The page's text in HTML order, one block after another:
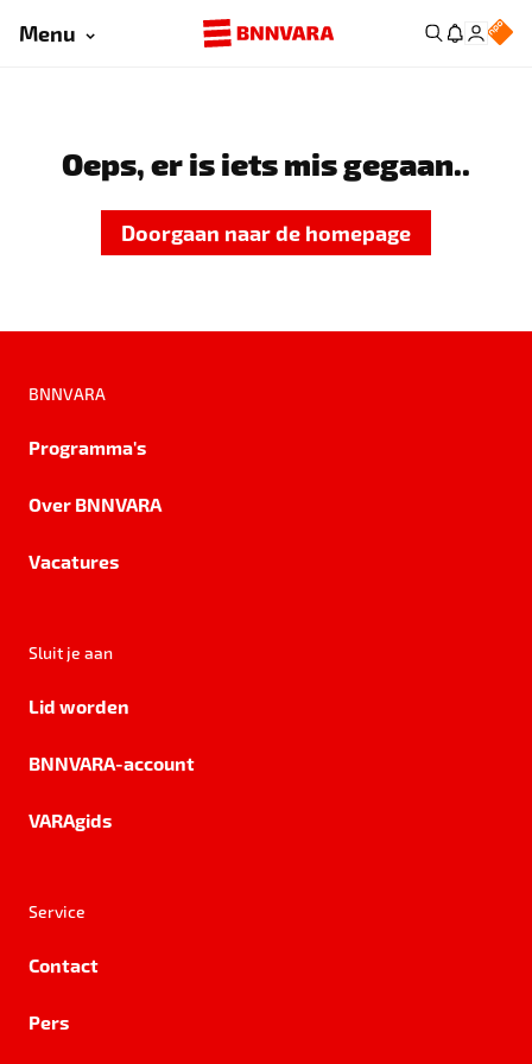
Menu
Oeps, er is iets mis gegaan..
Doorgaan naar de homepage
BNNVARA
Programma's
Over BNNVARA
Vacatures
Sluit je aan
Lid worden
BNNVARA-account
VARAgids
Service
Contact
Pers